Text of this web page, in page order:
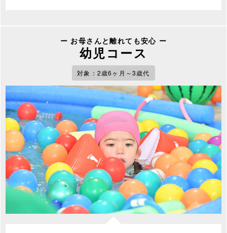
ー お母さんと離れても安心 ー
幼児コース
対象：2歳6ヶ月～3歳代